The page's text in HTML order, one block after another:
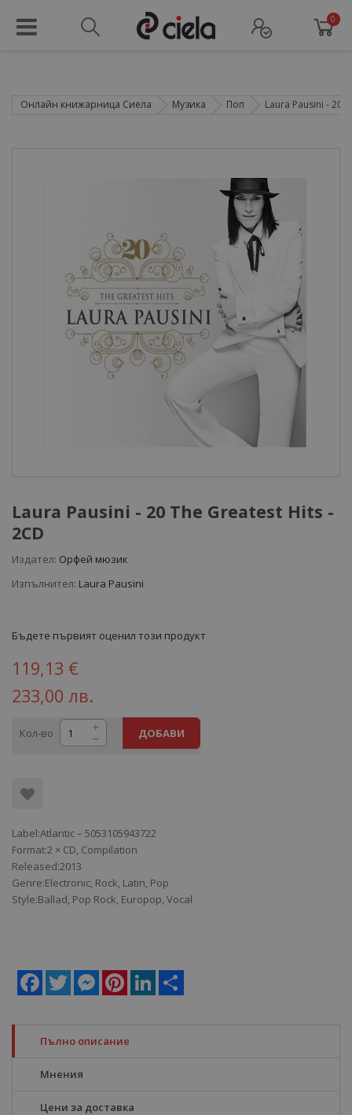
0
Онлайн книжарница Сиела Музика Поп Laura Pausini ‎- 20
Laura Pausini ‎- 20 The Greatest Hits -
2CD
Издател: Орфей мюзик
Изпълнител: Laura Pausini
Бъдете първият оценил този продукт
119,13 €
233,00 лв.
Кол-во ДОБАВИ
Label:Atlantic ‎– 5053105943722
Format:2 × CD, Compilation
Released:2013
Genre:Electronic, Rock, Latin, Pop
Style:Ballad, Pop Rock, Europop, Vocal
Facebook
Twitter MessengerPinterestLinkedIn
Пълно описание
Мнения
Цени за доставка